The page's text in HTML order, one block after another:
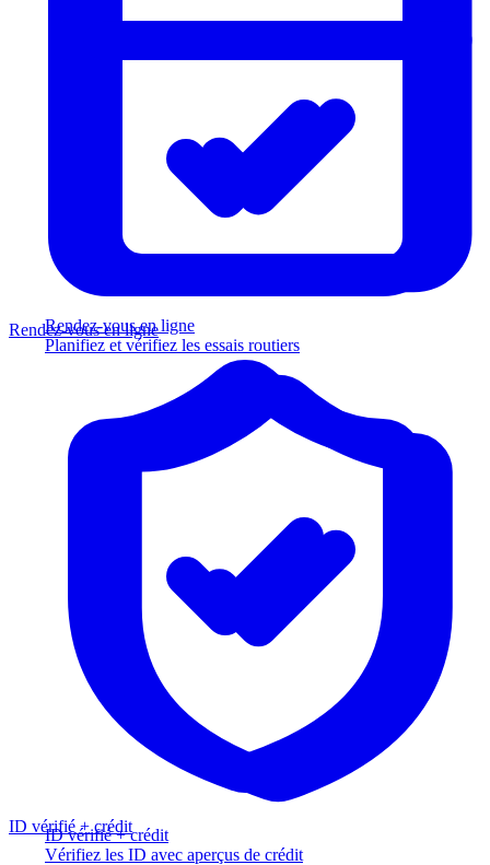
Rendez-vous en ligne
Planifiez et vérifiez les essais routiers
ID vérifié + crédit
Vérifiez les ID avec aperçus de crédit
Rendez-vous en ligne
ID vérifié + crédit